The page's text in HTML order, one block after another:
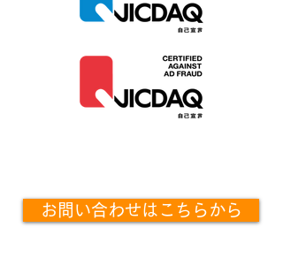
お問い合わせはこちらから